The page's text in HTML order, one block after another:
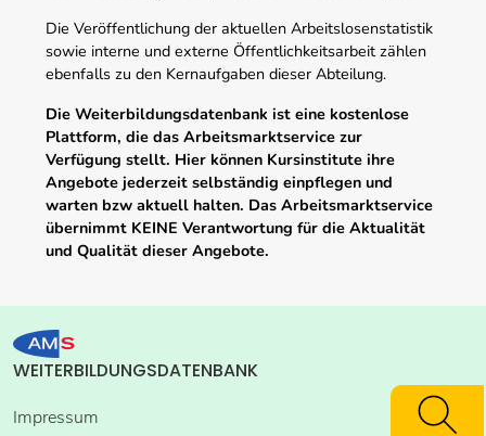
Die Veröffentlichung der aktuellen Arbeitslosenstatistik
sowie interne und externe Öffentlichkeitsarbeit zählen
ebenfalls zu den Kernaufgaben dieser Abteilung.
Die Weiterbildungsdatenbank ist eine kostenlose
Plattform, die das Arbeitsmarktservice zur
Verfügung stellt. Hier können Kursinstitute ihre
Angebote jederzeit selbständig einpflegen und
warten bzw aktuell halten. Das Arbeitsmarktservice
übernimmt KEINE Verantwortung für die Aktualität
und Qualität dieser Angebote.
WEITERBILDUNGSDATENBANK
Impressum